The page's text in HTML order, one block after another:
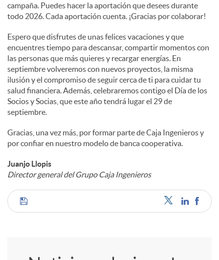
campaña. Puedes hacer la aportación que desees durante
todo 2026. Cada aportación cuenta. ¡Gracias por colaborar!
Espero que disfrutes de unas felices vacaciones y que
encuentres tiempo para descansar, compartir momentos con
las personas que más quieres y recargar energías. En
septiembre volveremos con nuevos proyectos, la misma
ilusión y el compromiso de seguir cerca de ti para cuidar tu
salud financiera. Además, celebraremos contigo el Día de los
Socios y Socias, que este año tendrá lugar el 29 de
septiembre.
Gracias, una vez más, por formar parte de Caja Ingenieros y
por confiar en nuestro modelo de banca cooperativa.
Juanjo Llopis
Director general del Grupo Caja Ingenieros
C